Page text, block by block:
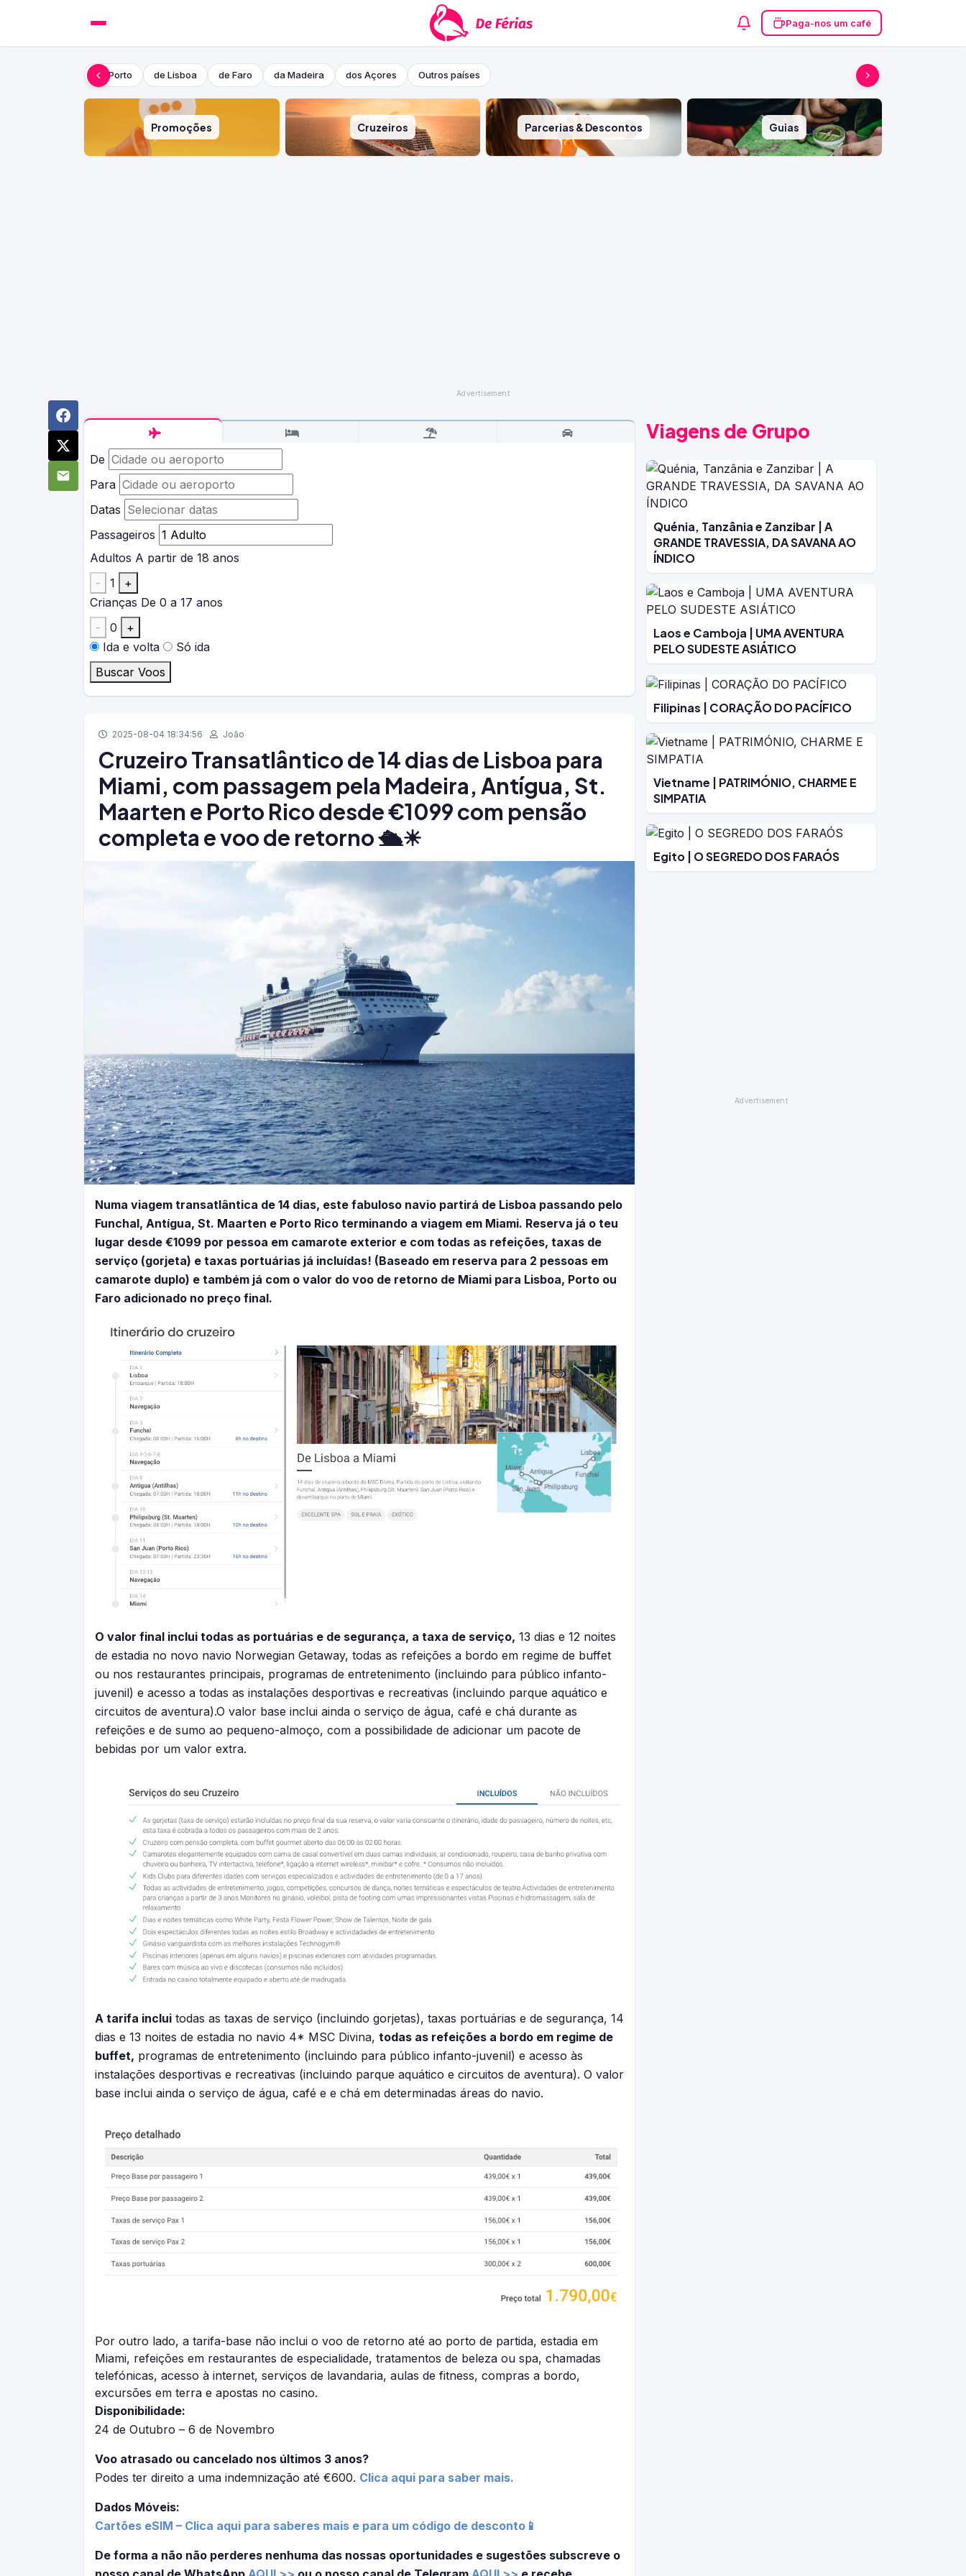
Paga-nos um café
do Porto de Lisboa de Faro da Madeira dos Açores Outros países
Promoções Cruzeiros Parcerias & Descontos Guias
De
Para
Datas
Passageiros
Adultos A partir de 18 anos
-
1
+
Crianças De 0 a 17 anos
-
0
+
Ida e volta
Só ida
Buscar Voos
2025-08-04 18:34:56 João
Cruzeiro Transatlântico de 14 dias de Lisboa para
Miami, com passagem pela Madeira, Antígua, St.
Maarten e Porto Rico desde €1099 com pensão
completa e voo de retorno 🛳️☀
Numa viagem transatlântica de 14 dias, este fabuloso navio partirá de Lisboa passando pelo
Funchal, Antígua, St. Maarten e Porto Rico terminando a viagem em Miami. Reserva já o teu
lugar desde €1099 por pessoa em camarote exterior e com todas as refeições, taxas de
serviço (gorjeta) e taxas portuárias já incluídas! (Baseado em reserva para 2 pessoas em
camarote duplo) e também já com o valor do voo de retorno de Miami para Lisboa, Porto ou
Faro adicionado no preço final.
O valor final inclui todas as portuárias e de segurança, a taxa de serviço, 13 dias e 12 noites
de estadia no novo navio Norwegian Getaway, todas as refeições a bordo em regime de buffet
ou nos restaurantes principais, programas de entretenimento (incluindo para público infanto-
juvenil) e acesso a todas as instalações desportivas e recreativas (incluindo parque aquático e
circuitos de aventura).O valor base inclui ainda o serviço de água, café e chá durante as
refeições e de sumo ao pequeno-almoço, com a possibilidade de adicionar um pacote de
bebidas por um valor extra.
A tarifa inclui todas as taxas de serviço (incluindo gorjetas), taxas portuárias e de segurança, 14
dias e 13 noites de estadia no navio 4* MSC Divina, todas as refeições a bordo em regime de
buffet, programas de entretenimento (incluindo para público infanto-juvenil) e acesso às
instalações desportivas e recreativas (incluindo parque aquático e circuitos de aventura). O valor
base inclui ainda o serviço de água, café e e chá em determinadas áreas do navio.
Por outro lado, a tarifa-base não inclui o voo de retorno até ao porto de partida, estadia em
Miami, refeições em restaurantes de especialidade, tratamentos de beleza ou spa, chamadas
telefónicas, acesso à internet, serviços de lavandaria, aulas de fitness, compras a bordo,
excursões em terra e apostas no casino.
Disponibilidade:
24 de Outubro – 6 de Novembro
Voo atrasado ou cancelado nos últimos 3 anos?
Podes ter direito a uma indemnização até €600. Clica aqui para saber mais.
Dados Móveis:
Cartões eSIM – Clica aqui para saberes mais e para um código de desconto📱
De forma a não não perderes nenhuma das nossas oportunidades e sugestões subscreve o
Viagens de Grupo
Quénia, Tanzânia e Zanzibar | A
GRANDE TRAVESSIA, DA SAVANA AO
ÍNDICO
Laos e Camboja | UMA AVENTURA
PELO SUDESTE ASIÁTICO
Filipinas | CORAÇÃO DO PACÍFICO
Vietname | PATRIMÓNIO, CHARME E
SIMPATIA
Egito | O SEGREDO DOS FARAÓS